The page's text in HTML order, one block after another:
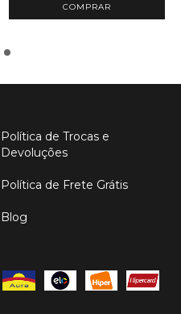
COMPRAR
Política de Trocas e
Devoluções
Política de Frete Grátis
Blog